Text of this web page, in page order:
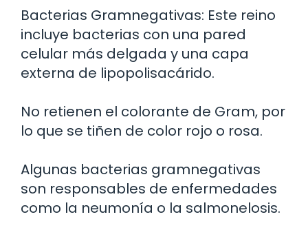
Bacterias Gramnegativas: Este reino
incluye bacterias con una pared
celular más delgada y una capa
externa de lipopolisacárido.
No retienen el colorante de Gram, por
lo que se tiñen de color rojo o rosa.
Algunas bacterias gramnegativas
son responsables de enfermedades
como la neumonía o la salmonelosis.